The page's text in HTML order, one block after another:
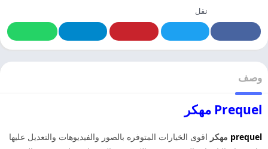
نقل
وصف
Prequel مهكر
prequel مهكر اقوى الخيارات المتوفره بالصور والفيديوهات والتعديل عليها